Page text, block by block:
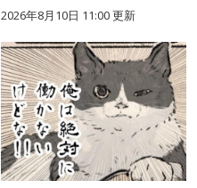
2026年8月10日 11:00更新